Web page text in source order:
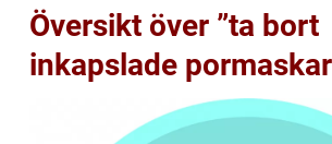
Översikt över ”ta bort
inkapslade